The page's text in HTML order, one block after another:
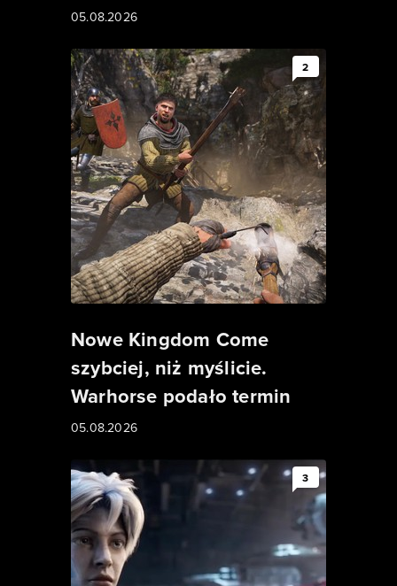
05.08.2026
2
Nowe Kingdom Come
szybciej, niż myślicie.
Warhorse podało termin
05.08.2026
3